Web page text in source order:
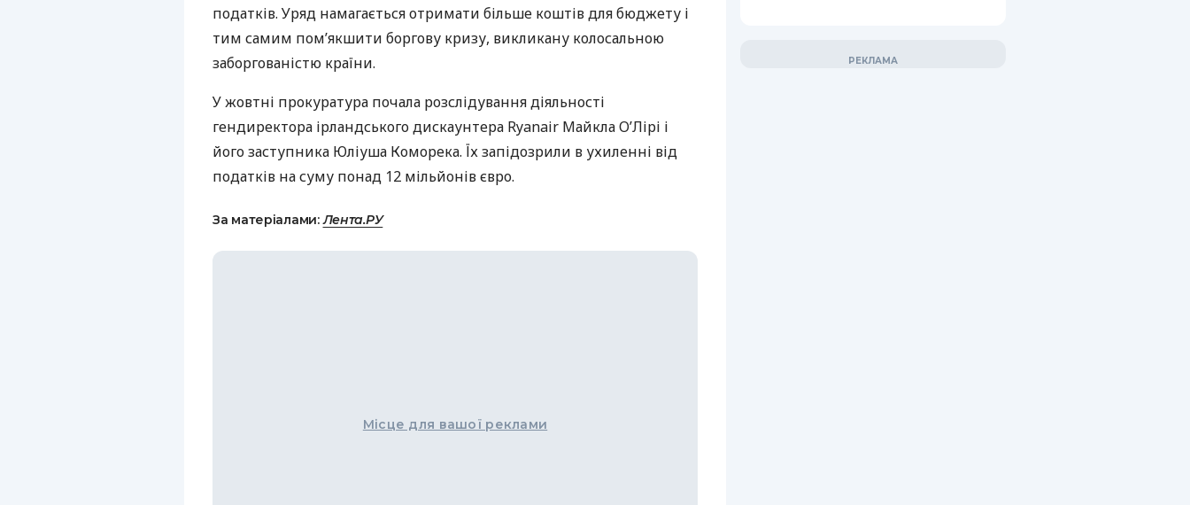
податків. Уряд намагається отримати більше коштів для бюджету і
тим самим пом’якшити боргову кризу, викликану колосальною
заборгованістю країни.
У жовтні прокуратура почала розслідування діяльності
гендиректора ірландського дискаунтера Ryanair Майкла О’Лірі і
його заступника Юліуша Коморека. Їх запідозрили в ухиленні від
податків на суму понад 12 мільйонів євро.
За матеріалами:Лента.РУ
Місце для вашої реклами